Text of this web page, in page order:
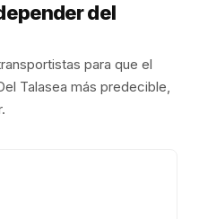
del
para que el
Talasea más predecible,